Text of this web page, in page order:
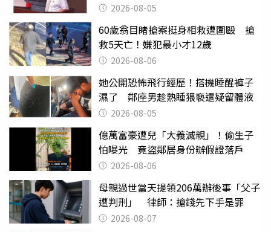
2026-08-05
60歲翁目睹搶案挺身相救遭圍毆 搶
救5天亡！嫌犯最小才12歲
2026-08-06
她公開恐怖飛行經歷！搭機睡醒褲子
濕了 鄰座男趁熟睡猥褻還疑留體液
2026-08-05
億萬富豪遭兒「大義滅親」！偷生子
怕曝光 竟盜鄰居身份辦假證落戶
2026-08-06
母親過世當天提領206萬辦後事「父子
遭判刑」 律師：搶錢先下手是罪
2026-08-07